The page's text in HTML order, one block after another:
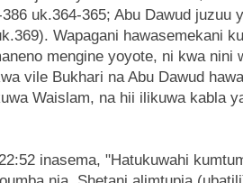
uk.364-365; Abu Dawud juzuu
Wapagani hawasemekani
mengine yoyote, ni kwa nini
vile Bukhari na Abu Dawud
Waislam, na hii ilikuwa kabla
inasema, "Hatukuwahi